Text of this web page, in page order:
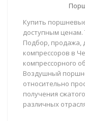
Купить
доступным ценам.
Подбор, продажа,
компрессоров в
компрессорного
Воздушный
относительно
получения
различных